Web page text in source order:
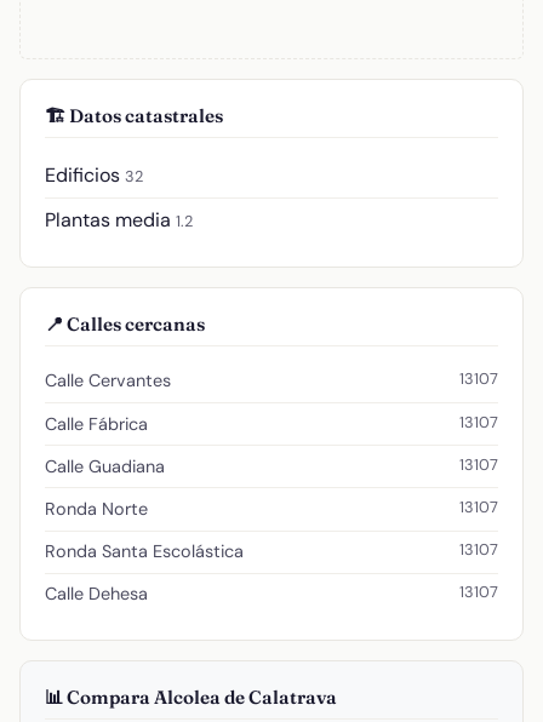
🏗️ Datos catastrales
Edificios 32
Plantas media 1.2
📍 Calles cercanas
Calle Cervantes 13107
Calle Fábrica 13107
Calle Guadiana 13107
Ronda Norte 13107
Ronda Santa Escolástica 13107
Calle Dehesa 13107
📊 Compara Alcolea de Calatrava